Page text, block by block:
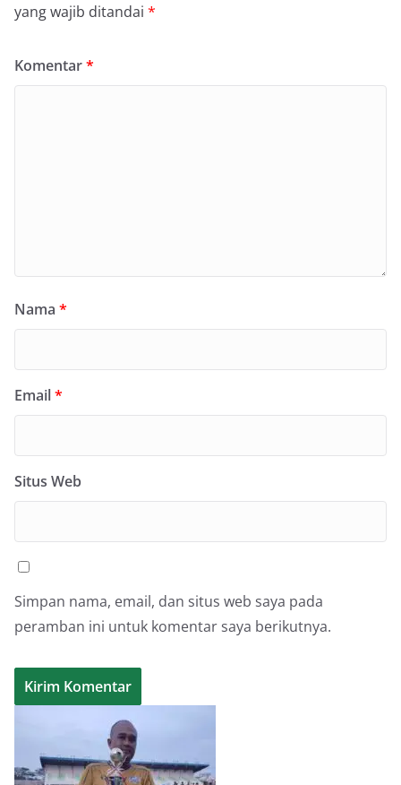
yang wajib ditandai *
Komentar*
Nama *
Email*
Situs Web
Simpan nama, email, dan situs web saya pada
peramban ini untuk komentar saya berikutnya.